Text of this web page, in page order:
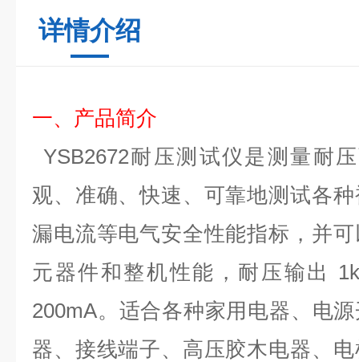
详情介绍
一、 产品简介
YSB2672耐压测试仪是测量耐
观、准确、快速、可靠地测试各
漏电流等电气安全性能指标，并
元器件和整机性能， 耐压输出
200mA。适合各种家用电器、电
器、接线端子、高压胶木电器、